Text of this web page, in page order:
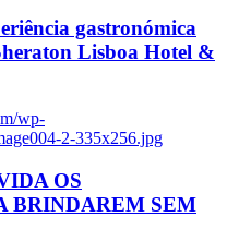
gastronómica
Lisboa Hotel &
wp-
2-335x256.jpg
OS
BRINDAREM SEM